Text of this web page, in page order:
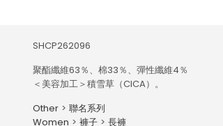
SHCP262096
聚酯纖維63％、棉33％、彈性纖維4％
＜美容加工＞積雪草（CICA）。
Other > 聯名系列
Women > 褲子 > 長褲